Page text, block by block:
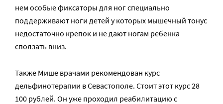
нем особые фиксаторы для ног специально
поддерживают ноги детей у которых мышечный тонус
недостаточно крепок и не дают ногам ребенка
сползать вниз.
Также Мише врачами рекомендован курс
дельфинотерапии в Севастополе. Стоит этот курс 28
100 рублей. Он уже проходил реабилитацию с